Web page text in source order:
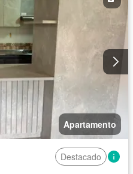
Apartamento
Destacado